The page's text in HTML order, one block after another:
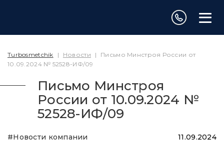
Turbosmetchik | Новости |
Письмо Минстроя России от
10.09.2024 № 52528-ИФ/09
Письмо Минстроя
России от 10.09.2024 №
52528-ИФ/09
#Новости компании 11.09.2024